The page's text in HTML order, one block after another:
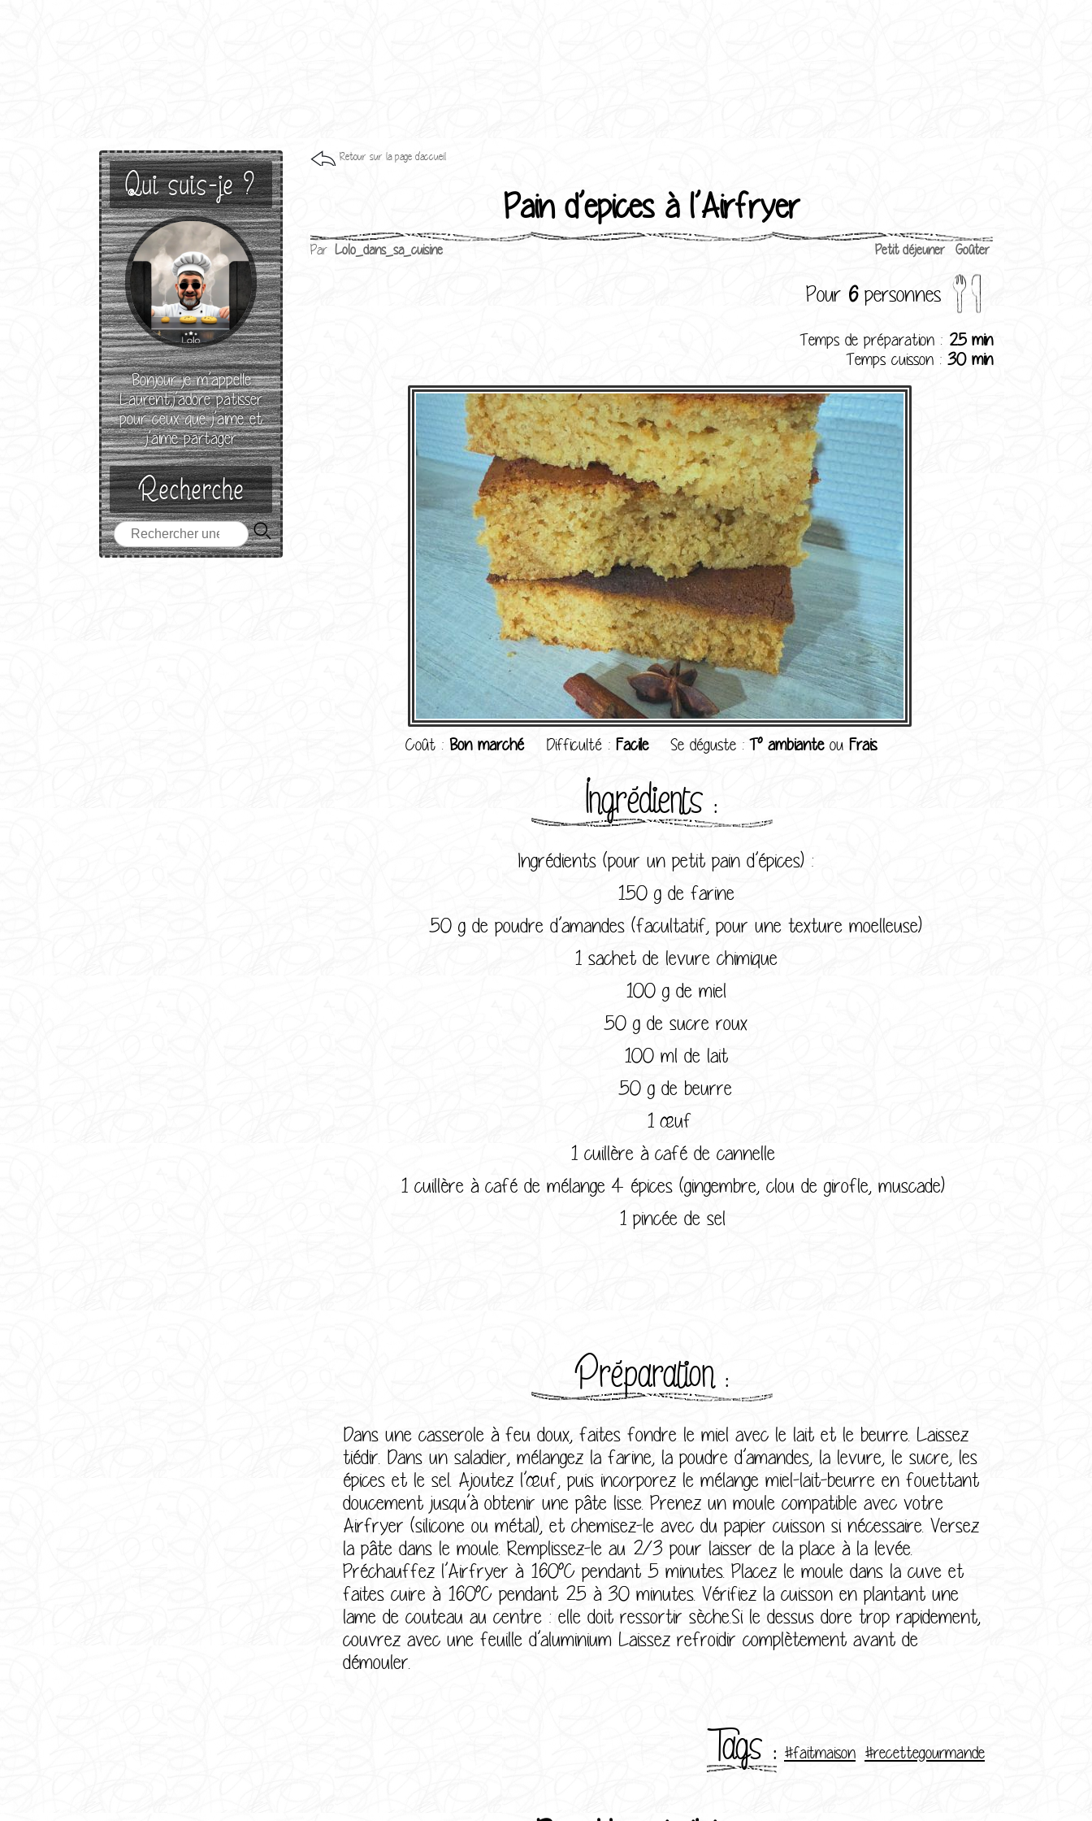
Qui suis-je ?
Bonjour je m’appelle
Laurent,j’adore patisser
pour ceux que j’aime et
j’aime partager
Recherche
Retour sur la page d'accueil
Pain d’epices à l’Airfryer
Par Lolo_dans_sa_cuisine Petit déjeuner Goûter
Pour 6personnes
Temps de préparation : 25 min
Temps cuisson : 30 min
Coût : Bon marché Difficulté : Facile Se déguste :T° ambianteou Frais
Ingrédients :
Ingrédients (pour un petit pain d’épices) :
150 g de farine
50 g de poudre d’amandes (facultatif, pour une texture moelleuse)
1 sachet de levure chimique
100 g de miel
50 g de sucre roux
100 ml de lait
50 g de beurre
1 œuf
1 cuillère à café de cannelle
1 cuillère à café de mélange 4 épices (gingembre, clou de girofle, muscade)
1 pincée de sel
Préparation :
Dans une casserole à feu doux, faites fondre le miel avec le lait et le beurre. Laissez
tiédir. Dans un saladier, mélangez la farine, la poudre d’amandes, la levure, le sucre, les
épices et le sel. Ajoutez l’œuf, puis incorporez le mélange miel-lait-beurre en fouettant
doucement jusqu’à obtenir une pâte lisse. Prenez un moule compatible avec votre
Airfryer (silicone ou métal), et chemisez-le avec du papier cuisson si nécessaire. Versez
la pâte dans le moule. Remplissez-le au 2/3 pour laisser de la place à la levée.
Préchauffez l’Airfryer à 160°C pendant 5 minutes. Placez le moule dans la cuve et
faites cuire à 160°C pendant 25 à 30 minutes. Vérifiez la cuisson en plantant une
lame de couteau au centre : elle doit ressortir sèche.Si le dessus dore trop rapidement,
couvrez avec une feuille d’aluminium Laissez refroidir complètement avant de
démouler.
Tags : #faitmaison #recettegourmande